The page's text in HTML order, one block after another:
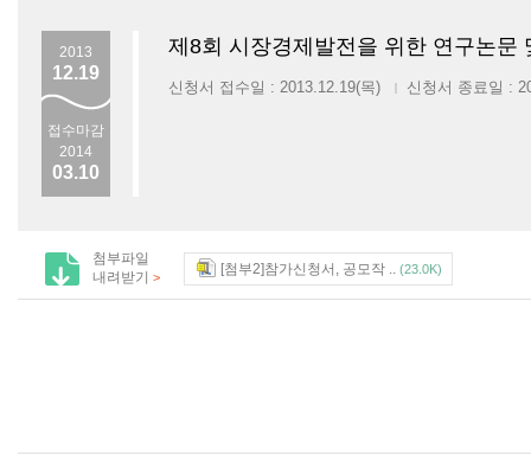
2013
12.19
접수마감
2014
03.10
제8회 시장경제발전을 위한 연구논문
신청서 접수일 : 2013.12.19(목) | 신청서 종료일 :
첨부파일
내려받기 > [첨부2]참가신청서, 공모작 .. (23.0K)